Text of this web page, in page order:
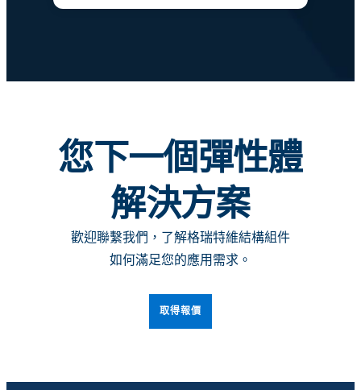
您下一個彈性體
解決方案
歡迎聯繫我們，了解格瑞特維結構組件
如何滿足您的應用需求。
取得報價